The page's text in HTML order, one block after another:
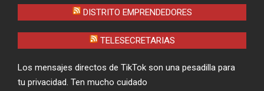
DISTRITO EMPRENDEDORES
TELESECRETARIAS
Los mensajes directos de TikTok son una pesadilla para
tu privacidad. Ten mucho cuidado